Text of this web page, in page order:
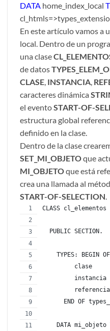
DATA home_index_local
En este artículo vamos a
local. Dentro de un
una clase
de datos
CLASE, INSTANCIA,
caracteres dinámica
el eventoSTART-OF-
estructura global
definido en la clase.
Dentro de la clase
SET_MI_OBJETOque
MI_OBJETOque está
crea una llamada al
START-OF-SELECTION.
CLASS cl_elementos
  PUBLIC SECTION.
TYPES: BEGIN
clase
instancia
END OF
DATA mi_objeto